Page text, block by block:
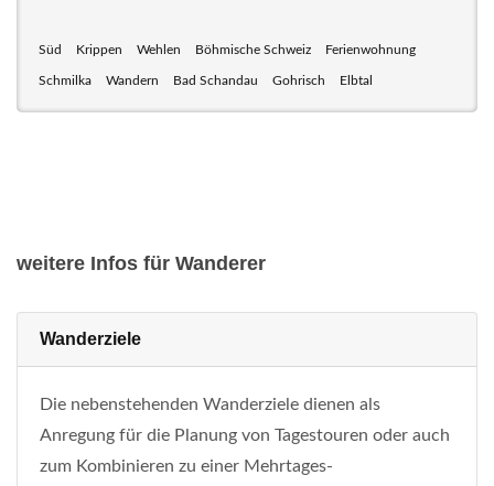
Süd Krippen Wehlen Böhmische Schweiz Ferienwohnung
Schmilka Wandern Bad Schandau Gohrisch Elbtal
weitere Infos für Wanderer
Wanderziele
Die nebenstehenden Wanderziele dienen als
Anregung für die Planung von Tagestouren oder auch
zum Kombinieren zu einer Mehrtages-